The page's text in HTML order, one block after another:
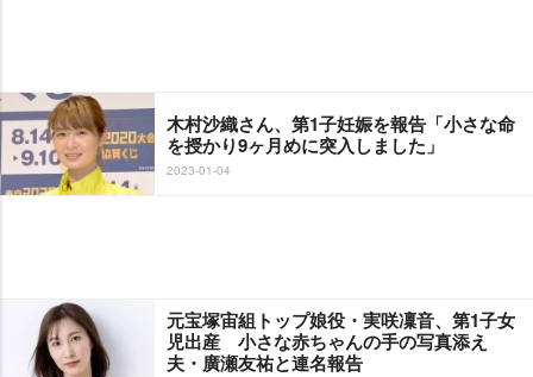
木村沙織さん、第1子妊娠を報告「小さな命
を授かり9ヶ月めに突入しました」
2023-01-04
元宝塚宙組トップ娘役・実咲凜音、第1子女
児出産 小さな赤ちゃんの手の写真添え
夫・廣瀬友祐と連名報告